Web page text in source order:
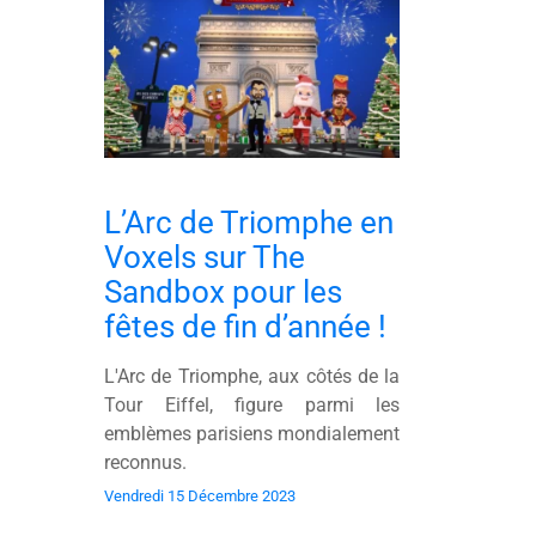
L’Arc de Triomphe en
Voxels sur The
Sandbox pour les
fêtes de fin d’année !
L'Arc de Triomphe, aux côtés de la
Tour Eiffel, figure parmi les
emblèmes parisiens mondialement
reconnus.
Vendredi 15 Décembre 2023